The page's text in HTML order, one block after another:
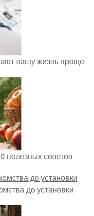
вашу жизнь проще
полезных советов
до установки